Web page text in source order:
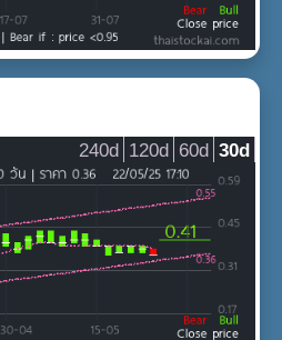
30d
60d
120d
240d